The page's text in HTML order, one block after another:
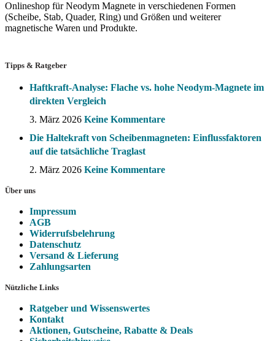
Onlineshop für Neodym Magnete in verschiedenen Formen
(Scheibe, Stab, Quader, Ring) und Größen und weiterer
magnetische Waren und Produkte.
Tipps & Ratgeber
Haftkraft-Analyse: Flache vs. hohe Neodym-Magnete im
direkten Vergleich
3. März 2026 Keine Kommentare
Die Haltekraft von Scheibenmagneten: Einflussfaktoren
auf die tatsächliche Traglast
2. März 2026 Keine Kommentare
Über uns
Impressum
AGB
Widerrufsbelehrung
Datenschutz
Versand & Lieferung
Zahlungsarten
Nützliche Links
Ratgeber und Wissenswertes
Kontakt
Aktionen, Gutscheine, Rabatte & Deals